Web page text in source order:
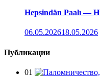
Hepsindän Paalı —
06.05.202618.05.2026
Публикации
01